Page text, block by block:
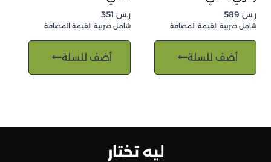
ر.س
شامل ضريبة القيمة المضافة
أضف للسلة
ر.س
شامل ضريبة القيمة المضافة
أضف للسلة
ليه تختار